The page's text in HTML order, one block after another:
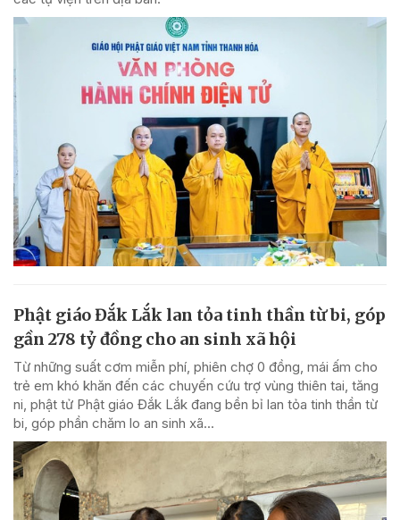
Phật giáo Đắk Lắk lan tỏa tinh thần từ bi, góp
gần 278 tỷ đồng cho an sinh xã hội
Từ những suất cơm miễn phí, phiên chợ 0 đồng, mái ấm cho
trẻ em khó khăn đến các chuyến cứu trợ vùng thiên tai, tăng
ni, phật tử Phật giáo Đắk Lắk đang bền bỉ lan tỏa tinh thần từ
bi, góp phần chăm lo an sinh xã...